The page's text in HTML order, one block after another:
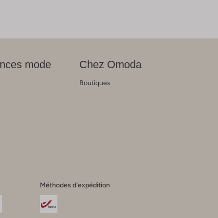
mode Chez Omoda
Boutiques
Méthodes d'expédition